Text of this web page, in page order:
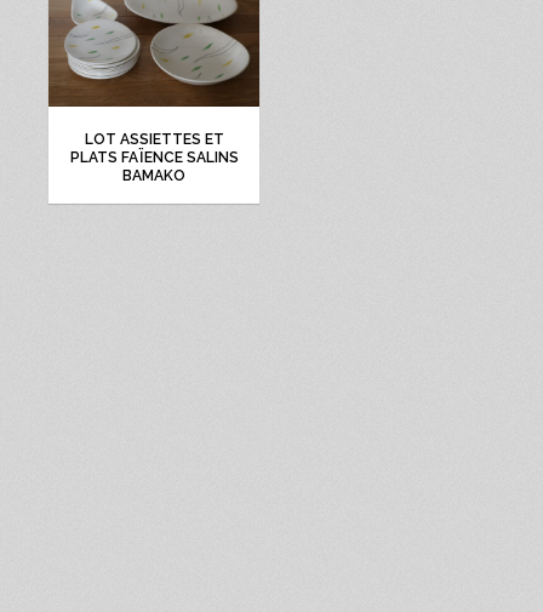
LOT ASSIETTES ET
PLATS FAÏENCE SALINS
BAMAKO